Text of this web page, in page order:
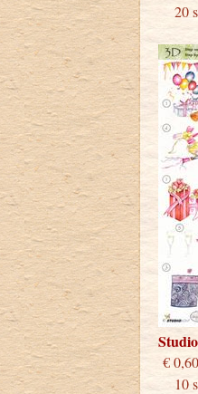
20
10